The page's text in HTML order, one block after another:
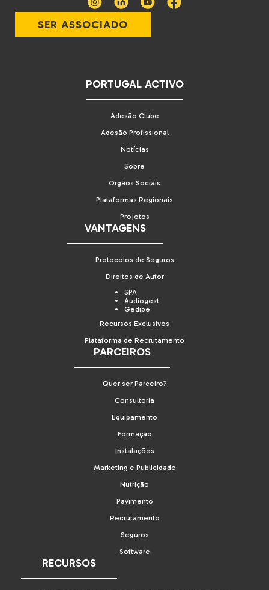
SER ASSOCIADO
PORTUGAL ACTIVO
Adesão Clube
Adesão Profissional
Notícias
Sobre
Orgãos Sociais
Plataformas Regionais
Projetos
VANTAGENS
Protocolos de Seguros
Direitos de Autor
SPA
Audiogest
Gedipe
Recursos Exclusivos
Plataforma de Recrutamento
PARCEIROS
Quer ser Parceiro?
Consultoria
Equipamento
Formação
Instalações
Marketing e Publicidade
Nutrição
Pavimento
Recrutamento
Seguros
Software
RECURSOS